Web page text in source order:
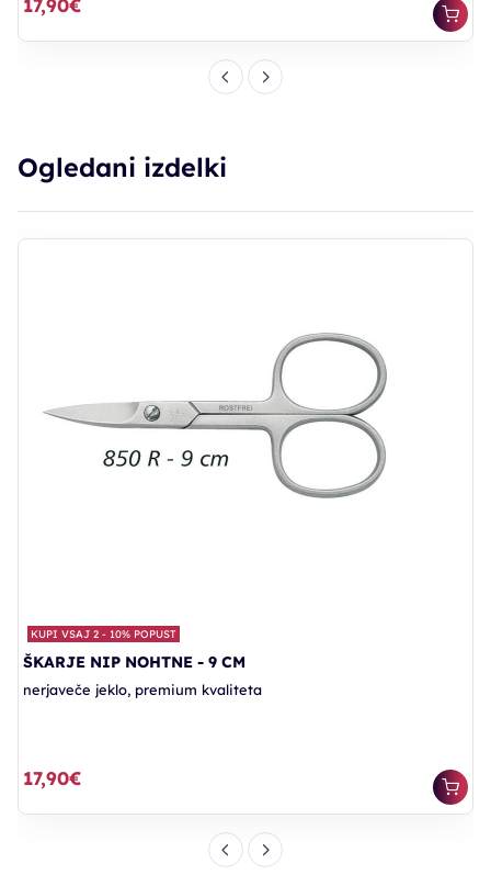
17,90€
Ogledani izdelki
KUPI VSAJ 2 - 10% POPUST
ŠKARJE NIP NOHTNE - 9 CM
nerjaveče jeklo, premium kvaliteta
17,90€